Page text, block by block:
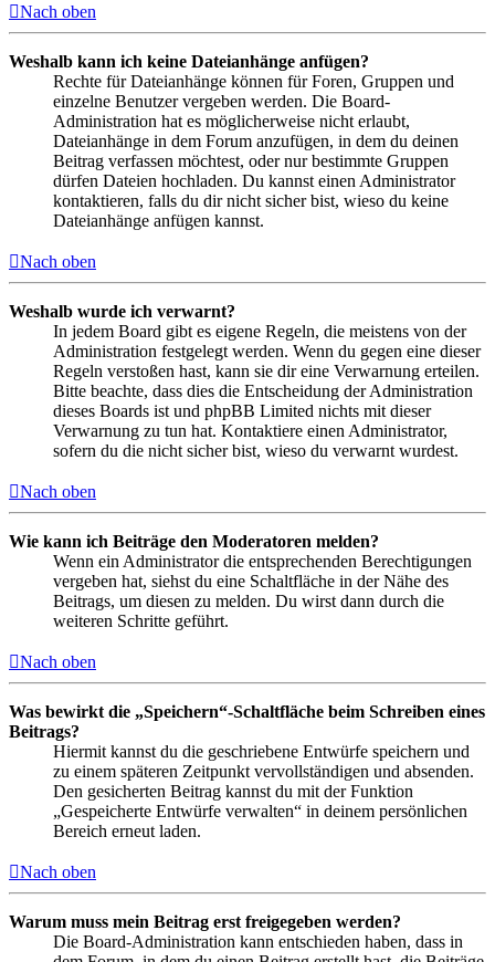
Nach oben
Weshalb kann ich keine Dateianhänge anfügen?
Rechte für Dateianhänge können für Foren, Gruppen und
einzelne Benutzer vergeben werden. Die Board-
Administration hat es möglicherweise nicht erlaubt,
Dateianhänge in dem Forum anzufügen, in dem du deinen
Beitrag verfassen möchtest, oder nur bestimmte Gruppen
dürfen Dateien hochladen. Du kannst einen Administrator
kontaktieren, falls du dir nicht sicher bist, wieso du keine
Dateianhänge anfügen kannst.
Nach oben
Weshalb wurde ich verwarnt?
In jedem Board gibt es eigene Regeln, die meistens von der
Administration festgelegt werden. Wenn du gegen eine dieser
Regeln verstoßen hast, kann sie dir eine Verwarnung erteilen.
Bitte beachte, dass dies die Entscheidung der Administration
dieses Boards ist und phpBB Limited nichts mit dieser
Verwarnung zu tun hat. Kontaktiere einen Administrator,
sofern du die nicht sicher bist, wieso du verwarnt wurdest.
Nach oben
Wie kann ich Beiträge den Moderatoren melden?
Wenn ein Administrator die entsprechenden Berechtigungen
vergeben hat, siehst du eine Schaltfläche in der Nähe des
Beitrags, um diesen zu melden. Du wirst dann durch die
weiteren Schritte geführt.
Nach oben
Was bewirkt die „Speichern“-Schaltfläche beim Schreiben eines
Beitrags?
Hiermit kannst du die geschriebene Entwürfe speichern und
zu einem späteren Zeitpunkt vervollständigen und absenden.
Den gesicherten Beitrag kannst du mit der Funktion
„Gespeicherte Entwürfe verwalten“ in deinem persönlichen
Bereich erneut laden.
Nach oben
Warum muss mein Beitrag erst freigegeben werden?
Die Board-Administration kann entschieden haben, dass in